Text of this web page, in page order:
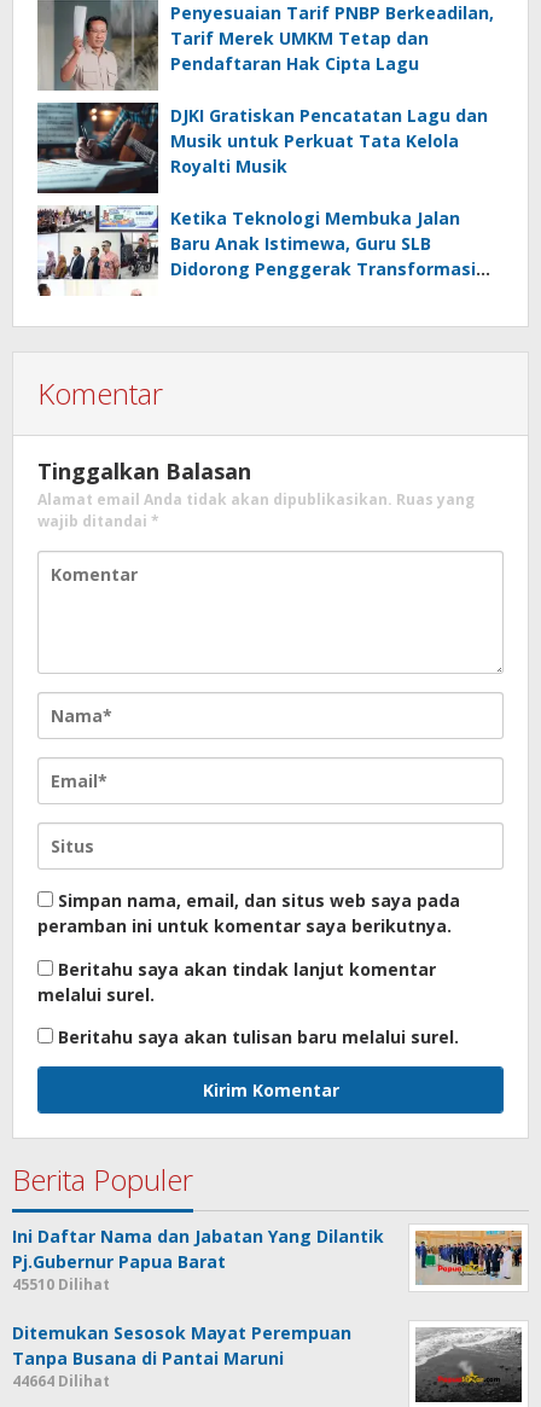
Penyesuaian Tarif PNBP Berkeadilan,
Tarif Merek UMKM Tetap dan
Pendaftaran Hak Cipta Lagu
DJKI Gratiskan Pencatatan Lagu dan
Musik untuk Perkuat Tata Kelola
Royalti Musik
Ketika Teknologi Membuka Jalan
Baru Anak Istimewa, Guru SLB
Didorong Penggerak Transformasi
Komentar
Tinggalkan Balasan
Alamat email Anda tidak akan dipublikasikan. Ruas yang
wajib ditandai *
Simpan nama, email, dan situs web saya pada
peramban ini untuk komentar saya berikutnya.
Beritahu saya akan tindak lanjut komentar
melalui surel.
Beritahu saya akan tulisan baru melalui surel.
Berita Populer
Ini Daftar Nama dan Jabatan Yang Dilantik
Pj.Gubernur Papua Barat
45510 Dilihat
Ditemukan Sesosok Mayat Perempuan
Tanpa Busana di Pantai Maruni
44664 Dilihat